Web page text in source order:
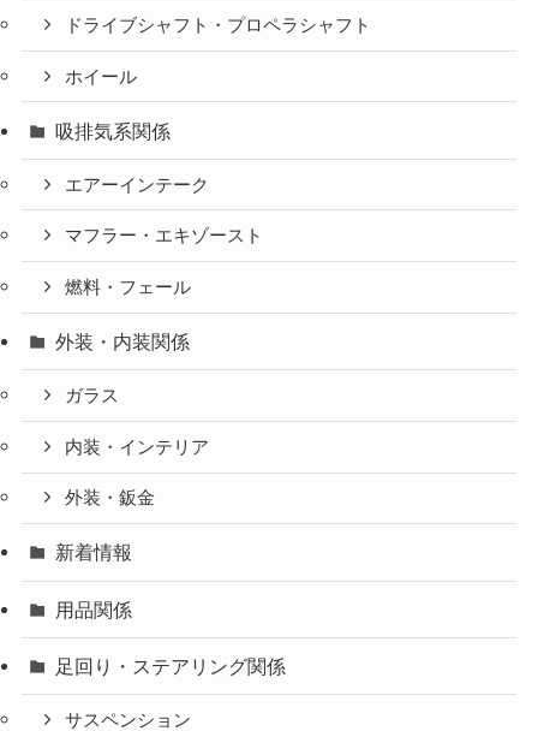
ドライブシャフト・プロペラシャフト
ホイール
吸排気系関係
エアーインテーク
マフラー・エキゾースト
燃料・フェール
外装・内装関係
ガラス
内装・インテリア
外装・鈑金
新着情報
用品関係
足回り・ステアリング関係
サスペンション